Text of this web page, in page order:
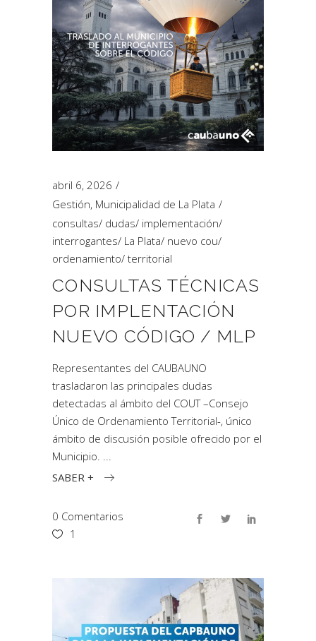
abril 6, 2026
Gestión, Municipalidad de La Plata
consultas/ dudas/ implementación/
interrogantes/ La Plata/ nuevo cou/
ordenamiento/ territorial
CONSULTAS TÉCNICAS
POR IMPLENTACIÓN
NUEVO CÓDIGO / MLP
Representantes del CAUBAUNO
trasladaron las principales dudas
detectadas al ámbito del COUT –Consejo
Único de Ordenamiento Territorial-, único
ámbito de discusión posible ofrecido por el
Municipio.
SABER +
0 Comentarios
1